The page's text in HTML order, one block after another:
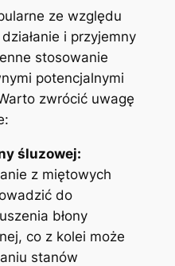
ze względu
i przyjemny
stosowanie
potencjalnymi
zwrócić uwagę
śluzowej:
z miętowych
do
błony
co z kolei może
stanów